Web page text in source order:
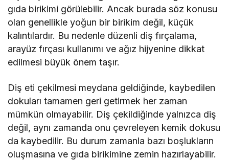
gıda birikimi görülebilir. Ancak burada söz konusu
olan genellikle yoğun bir birikim değil, küçük
kalıntılardır. Bu nedenle düzenli diş fırçalama,
arayüz fırçası kullanımı ve ağız hijyenine dikkat
edilmesi büyük önem taşır.
Diş eti çekilmesi meydana geldiğinde, kaybedilen
dokuları tamamen geri getirmek her zaman
mümkün olmayabilir. Diş çekildiğinde yalnızca diş
değil, aynı zamanda onu çevreleyen kemik dokusu
da kaybedilir. Bu durum zamanla bazı boşlukların
oluşmasına ve gıda birikimine zemin hazırlayabilir.